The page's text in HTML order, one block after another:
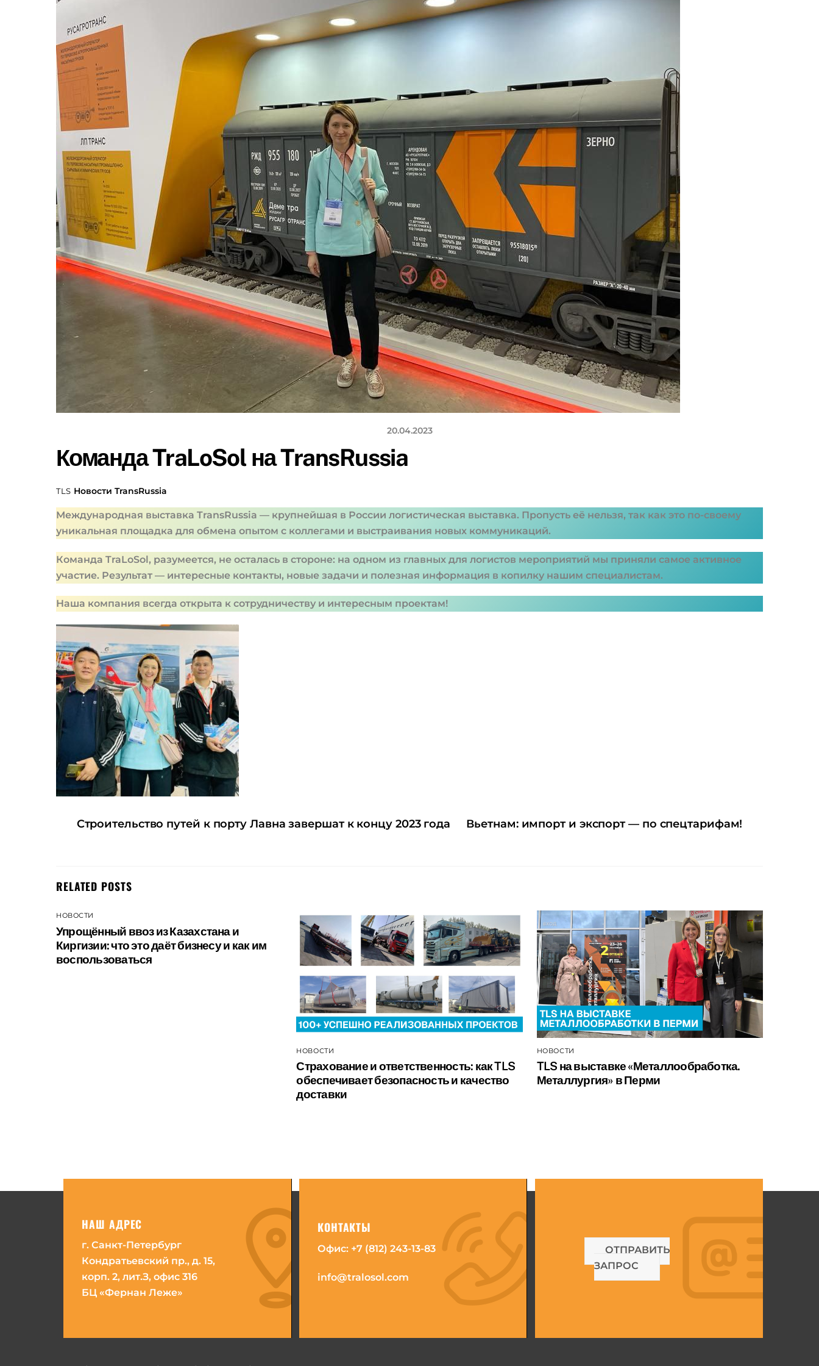
20.04.2023
Команда TraLoSol на TransRussia
TLS Новости TransRussia
Международная выставка TransRussia — крупнейшая в России логистическая выставка. Пропусть её нельзя, так как это по-своему
уникальная площадка для обмена опытом с коллегами и выстраивания новых коммуникаций.
Команда TraLoSol, разумеется, не осталась в стороне: на одном из главных для логистов мероприятий мы приняли самое активное
участие. Результат — интересные контакты, новые задачи и полезная информация в копилку нашим специалистам.
Наша компания всегда открыта к сотрудничеству и интересным проектам!
Строительство путей к порту Лавна завершат к концу 2023 года Вьетнам: импорт и экспорт — по спецтарифам!
RELATED POSTS
НОВОСТИ
Упрощённый ввоз из Казахстана и
Киргизии: что это даёт бизнесу и как им
воспользоваться
НОВОСТИ
Страхование и ответственность: как TLS
обеспечивает безопасность и качество
доставки
НОВОСТИ
TLS на выставке «Металлообработка.
Металлургия» в Перми
НАШ АДРЕС
г. Санкт-Петербург
Кондратьевский пр., д. 15,
корп. 2, лит.З, офис 316
БЦ «Фернан Леже»
КОНТАКТЫ
Офис: +7 (812) 243-13-83
info@tralosol.com
ОТПРАВИТЬ
ЗАПРОС